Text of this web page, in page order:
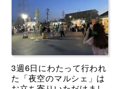
3週6日にわたって行われ
た「夜空のマルシェ」は